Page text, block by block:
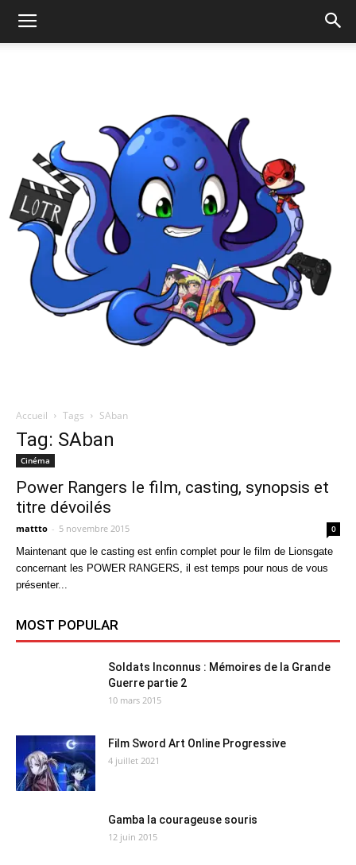
Accueil Tags SAban
Tag: SAban
Cinéma
Power Rangers le film, casting, synopsis et
titre dévoilés
mattto - 5 novembre 2015 0
Maintenant que le casting est enfin complet pour le film de Lionsgate
concernant les POWER RANGERS, il est temps pour nous de vous
présenter...
MOST POPULAR
Soldats Inconnus : Mémoires de la Grande
Guerre partie 2
10 mars 2015
Film Sword Art Online Progressive
4 juillet 2021
Gamba la courageuse souris
12 juin 2015